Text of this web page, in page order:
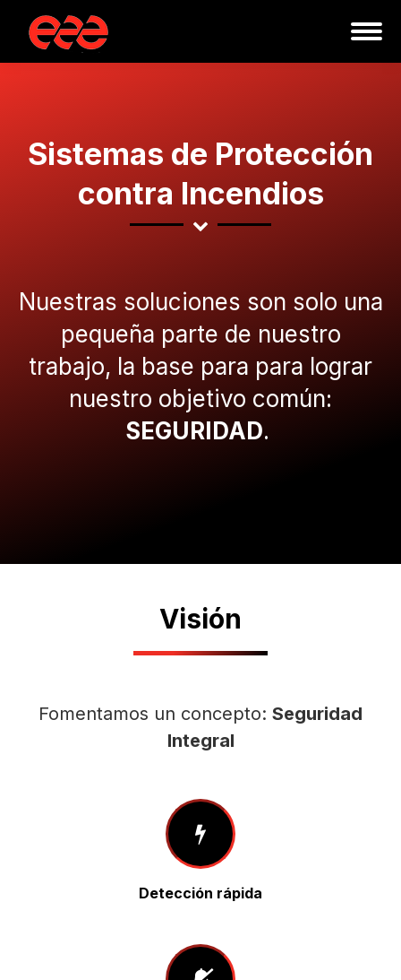
Sistemas de Protección
contra Incendios
Nuestras soluciones son solo una
pequeña parte de nuestro
trabajo, la base para para lograr
nuestro objetivo común:
SEGURIDAD.
Visión
Fomentamos un concepto: Seguridad
Integral
Detección rápida